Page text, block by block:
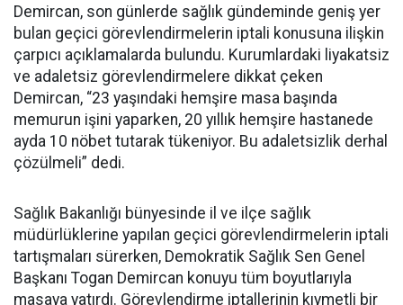
Demircan, son günlerde sağlık gündeminde geniş yer
bulan geçici görevlendirmelerin iptali konusuna ilişkin
çarpıcı açıklamalarda bulundu. Kurumlardaki liyakatsiz
ve adaletsiz görevlendirmelere dikkat çeken
Demircan, “23 yaşındaki hemşire masa başında
memurun işini yaparken, 20 yıllık hemşire hastanede
ayda 10 nöbet tutarak tükeniyor. Bu adaletsizlik derhal
çözülmeli” dedi.
Sağlık Bakanlığı bünyesinde il ve ilçe sağlık
müdürlüklerine yapılan geçici görevlendirmelerin iptali
tartışmaları sürerken, Demokratik Sağlık Sen Genel
Başkanı Togan Demircan konuyu tüm boyutlarıyla
masaya yatırdı. Görevlendirme iptallerinin kıymetli bir